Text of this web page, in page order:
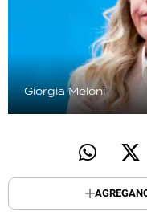
Giorgia Meloni